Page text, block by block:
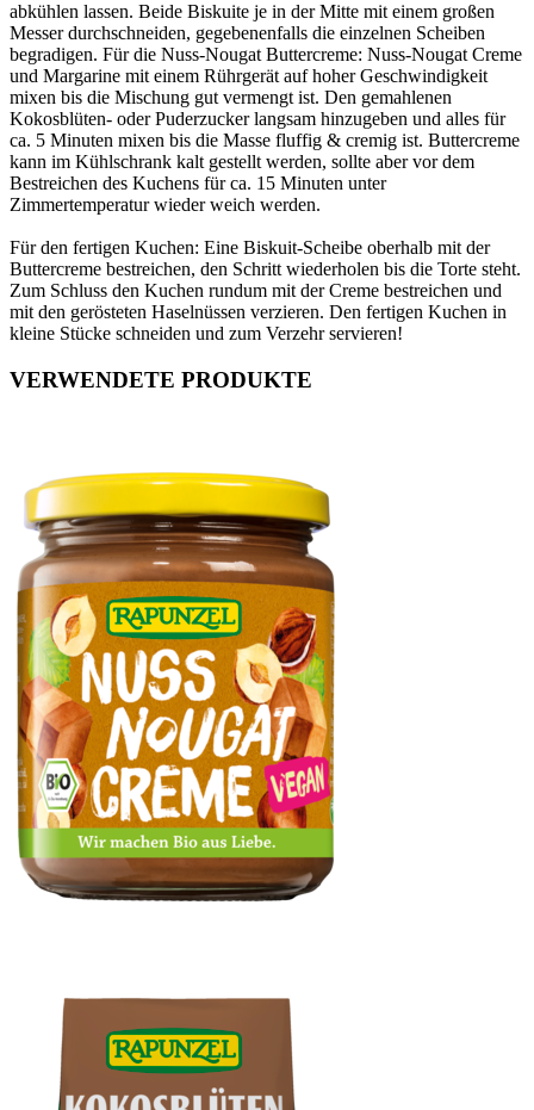
abkühlen lassen. Beide Biskuite je in der Mitte mit einem großen
Messer durchschneiden, gegebenenfalls die einzelnen Scheiben
begradigen. Für die Nuss-Nougat Buttercreme: Nuss-Nougat Creme
und Margarine mit einem Rührgerät auf hoher Geschwindigkeit
mixen bis die Mischung gut vermengt ist. Den gemahlenen
Kokosblüten- oder Puderzucker langsam hinzugeben und alles für
ca. 5 Minuten mixen bis die Masse fluffig & cremig ist. Buttercreme
kann im Kühlschrank kalt gestellt werden, sollte aber vor dem
Bestreichen des Kuchens für ca. 15 Minuten unter
Zimmertemperatur wieder weich werden.
Für den fertigen Kuchen: Eine Biskuit-Scheibe oberhalb mit der
Buttercreme bestreichen, den Schritt wiederholen bis die Torte steht.
Zum Schluss den Kuchen rundum mit der Creme bestreichen und
mit den gerösteten Haselnüssen verzieren. Den fertigen Kuchen in
kleine Stücke schneiden und zum Verzehr servieren!
VERWENDETE PRODUKTE